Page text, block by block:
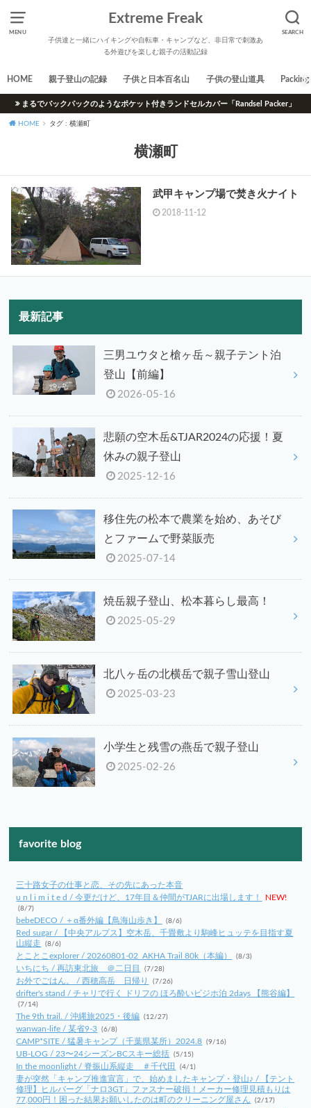
MENU SEARCH
Extreme Freak
子供達と一緒にハイキングや自転車・キャンプなど、非日常で刺激あ
る外遊びを楽しむ親子の活動記録
HOME 親子登山の記録 子供と日本百名山 子供の登山道具 Packing
まるでバックパックのようなポケット付きランドセルカバー「Randsel Packer」
HOME タグ : 横瀬町
横瀬町
武甲キャンプ場で焚き火ナイト
2018-11-12
最新記事
三男ユウタと槍ヶ岳～親子テント泊
登山【前編】
2026-05-16
悲願の空木岳&TJAR2024の応援！夏
休みの親子登山
2025-12-16
移住先の松本で農業を始め、あそび
とファームで野菜販売
2025-07-14
焼岳親子登山、松本暮らし最高！
2025-05-29
北八ヶ岳の北横岳で親子雪山登山
2025-03-23
小学生と残雪の燕岳で親子登山
2025-02-26
favorite blog
三十路女子の仕事と恋、その先にあった本音
u n l i m i t e d / 今更だけど、17年目＆仲間がTJARに出場します！
NEW!
(8/7)
bebeDECO / ＋α番外編【鳥海山歩き】 (8/6)
Red sugar / 【中央アルプス】空木岳、千畳敷より駒峰ヒュッテを目指す夏
山縦走
(8/6)
とことこexplorer / 20260801-02_AKHA Trail 80k（本編） (8/3)
いちにち / 再訪東北旅 ＠二日目 (7/28)
お外でごはん。 / 西穂高岳 日帰り (7/26)
drifter's stand / チャリで行く ドリフの ほろ酔いビジホ泊 2days 【熊谷編】
(7/14)
The 9th trail. / 沖縄旅2025・後編 (12/27)
wanwan-life / 某省9-3 (6/8)
CAMP*SITE / 猛暑キャンプ（千葉県某所）2024.8 (9/16)
UB-LOG / 23〜24シーズンBCスキー総括 (5/15)
In the moonlight / 脊振山系縦走 ＃千代田 (4/1)
妻が突然「キャンプ推進宣言」で、始めましたキャンプ・登山♪ / 【テント
修理】ヒルバーグ「ナロ3GT」ファスナー破損！メーカー修理見積もりは
77,000円！困った結果お願いしたのは町のクリーニング屋さん
(2/17)